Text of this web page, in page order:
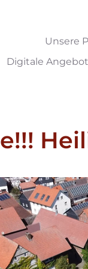
Unsere
Digitale